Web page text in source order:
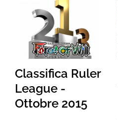
Classifica Ruler
League -
Ottobre 2015